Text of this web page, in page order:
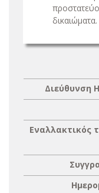
δικαιώματα.
Διεύθυνση
Εναλλακτικός